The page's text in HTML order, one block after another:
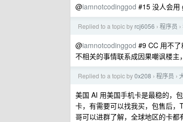
@iamnotcodinggod #15 没人会用
Replied to a topic by rcj6056 › 程序员 ›
@iamnotcodinggod #9 CC 用不
不相关的事情联系成因果嘲讽楼
Replied to a topic by0x208 › 程序员 ›
美国 AI 用美国手机卡是最稳的，
卡，有需要可以找我买，包售后，
哥可以进群了解，全球地区的卡都